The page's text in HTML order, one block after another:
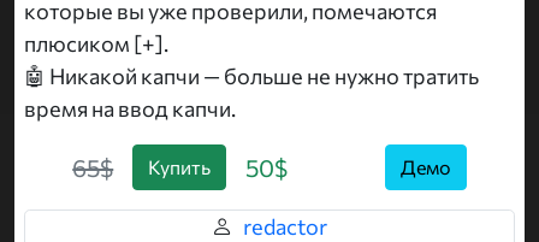
которые вы уже проверили, помечаются
плюсиком [+].
🤖 Никакой капчи — больше не нужно тратить
время на ввод капчи.
65$ Купить 50$ Демо
redactor